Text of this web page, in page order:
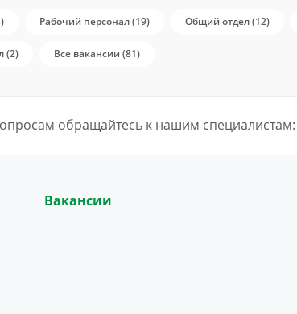
Рабочий персонал (19) Общий отдел (12)
(2) Все вакансии (81)
обращайтесь к нашим специалистам:
Вакансии